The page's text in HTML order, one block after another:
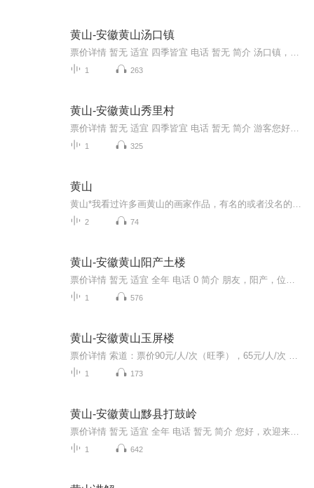
黄山-安徽黄山汤口镇
1 263
黄山-安徽黄山秀里村
1 325
黄山
2 74
黄山-安徽黄山阳产土楼
1 576
黄山-安徽黄山玉屏楼
1 173
黄山-安徽黄山黟县打鼓岭
1 642